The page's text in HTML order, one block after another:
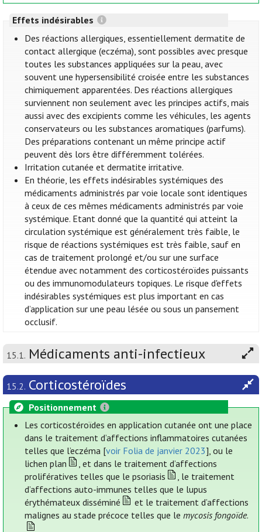
Effets indésirables
Des réactions allergiques, essentiellement dermatite de
contact allergique (eczéma), sont possibles avec presque
toutes les substances appliquées sur la peau, avec
souvent une hypersensibilité croisée entre les substances
chimiquement apparentées. Des réactions allergiques
surviennent non seulement avec les principes actifs, mais
aussi avec des excipients comme les véhicules, les agents
conservateurs ou les substances aromatiques (parfums).
Des préparations contenant un même principe actif
peuvent dès lors être différemment tolérées.
Irritation cutanée et dermatite irritative.
En théorie, les effets indésirables systémiques des
médicaments administrés par voie locale sont identiques
à ceux de ces mêmes médicaments administrés par voie
systémique. Etant donné que la quantité qui atteint la
circulation systémique est généralement très faible, le
risque de réactions systémiques est très faible, sauf en
cas de traitement prolongé et/ou sur une surface
étendue avec notamment des corticostéroïdes puissants
ou des immunomodulateurs topiques. Le risque d'effets
indésirables systémiques est plus important en cas
d’application sur une peau lésée ou sous un pansement
occlusif.
15.1. Médicaments anti-infectieux
15.2. Corticostéroïdes
Positionnement
Les corticostéroïdes en application cutanée ont une place
dans le traitement d’affections inflammatoires cutanées
telles que l’eczéma [voir Folia de janvier 2023], ou le
lichen plan
, et dans le traitement d’affections
prolifératives telles que le psoriasis
, le traitement
d’affections auto-immunes telles que le lupus
érythémateux disséminé
et le traitement d’affections
malignes au stade précoce telles que lemycosis fongoïde.